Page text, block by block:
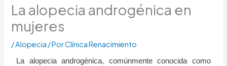
La alopecia androgénica en
mujeres
/Alopecia / PorClínica Renacimiento
La alopecia androgénica, comúnmente conocida como